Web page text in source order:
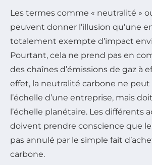
Les termes comme « neutralité »
peuvent donner l’illusion qu’une
totalement exempte d’impact
Pourtant, cela ne prend pas en
des chaînes d’émissions de gaz à
effet, la neutralité carbone ne peut
l’échelle d’une entreprise, mais
l’échelle planétaire. Les différents
doivent prendre conscience que
pas annulé par le simple fait
carbone.